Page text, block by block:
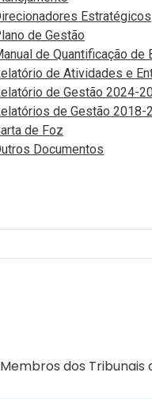
Estratégicos
de Gestão
de Quantificação de
de Atividades e
de Gestão 2024-
de Gestão 2018-
de Foz
Documentos
dos Tribunais